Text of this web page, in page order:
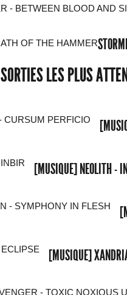
SORTIES LES PLUS
[MUSIQUE] NEOLITH -
[MUSIQUE]